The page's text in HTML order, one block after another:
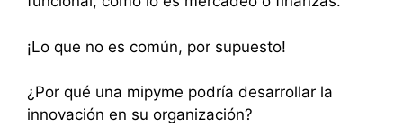
¡Lo que no es común, por supuesto!
¿Por qué una mipyme podría desarrollar la
innovación en su organización?